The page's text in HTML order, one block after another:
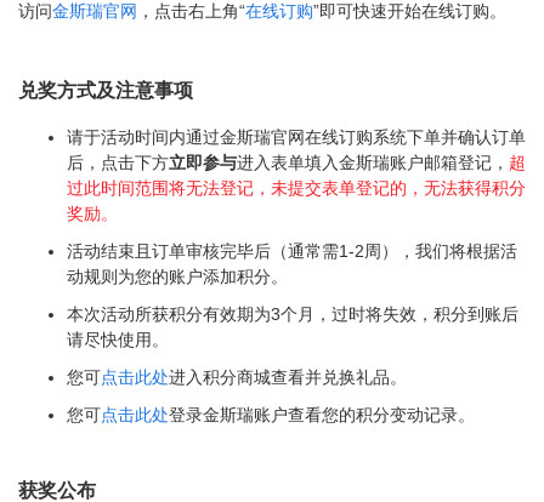
访问金斯瑞官网 ，点击右上角“在线订购”即可快速开始在线订购。
兑奖方式及注意事项
请于活动时间内通过金斯瑞官网在线订购系统下单并确认订单
后，点击下方立即参与进入表单填入金斯瑞账户邮箱登记， 超
过此时间范围将无法登记，未提交表单登记的，无法获得积分
奖励。
活动结束且订单审核完毕后（通常需1-2周），我们将根据活
动规则为您的账户添加积分。
本次活动所获积分有效期为3个月，过时将失效，积分到账后
请尽快使用。
您可点击此处进入积分商城查看并兑换礼品。
您可点击此处登录金斯瑞账户查看您的积分变动记录。
获奖公布